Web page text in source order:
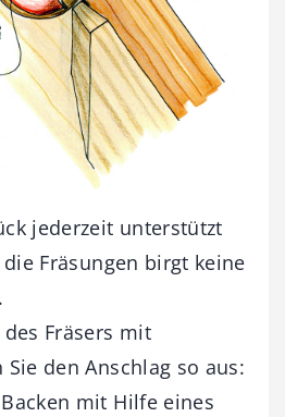
jederzeit unterstützt
Fräsungen birgt keine
Fräsers mit
den Anschlag so aus:
mit Hilfe eines